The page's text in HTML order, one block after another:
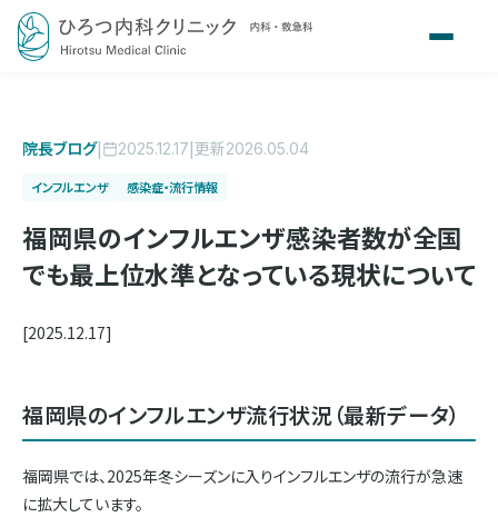
院長ブログ| 2025.12.17|更新2026.05.04
インフルエンザ 感染症・流行情報
福岡県のインフルエンザ感染者数が全国
でも最上位水準となっている現状について
[2025.12.17]
福岡県のインフルエンザ流行状況（最新データ）
福岡県では、2025年冬シーズンに入りインフルエンザの流行が急速
に拡大しています。